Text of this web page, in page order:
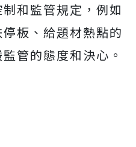
和監管規定，例如
板、給題材熱點的
管的態度和決心。